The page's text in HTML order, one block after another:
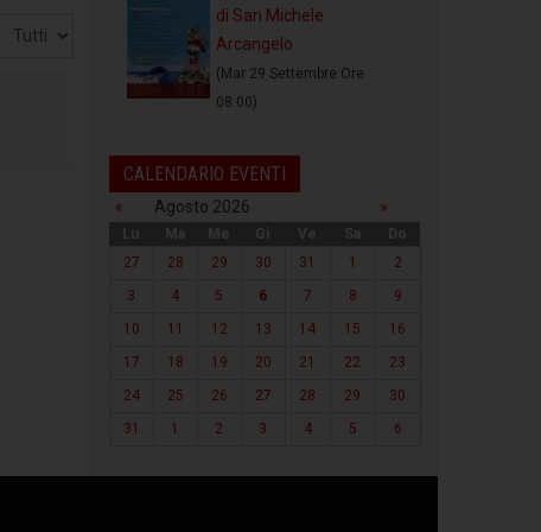
Visualizza
di San Michele
Arcangelo
(Mar 29 Settembre Ore
08:00)
CALENDARIO EVENTI
« Agosto 2026 »
Lu Ma Me Gi Ve Sa
Do
27
28 29 30 31 1
2
3
4 5 6 7 8
9
10
11 12 13 14 15
16
17
18 19 20 21 22
23
24
25 26 27 28 29
30
31
1 2 3 4 5 6